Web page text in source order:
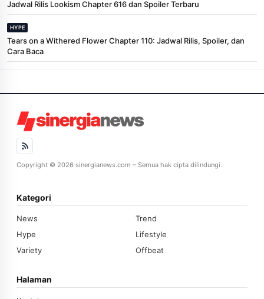
Jadwal Rilis Lookism Chapter 616 dan Spoiler Terbaru
HYPE
Tears on a Withered Flower Chapter 110: Jadwal Rilis, Spoiler, dan
Cara Baca
Copyright © 2026 sinergianews.com – Semua hak cipta dilindungi.
Kategori
News
Trend
Hype
Lifestyle
Variety
Offbeat
Halaman